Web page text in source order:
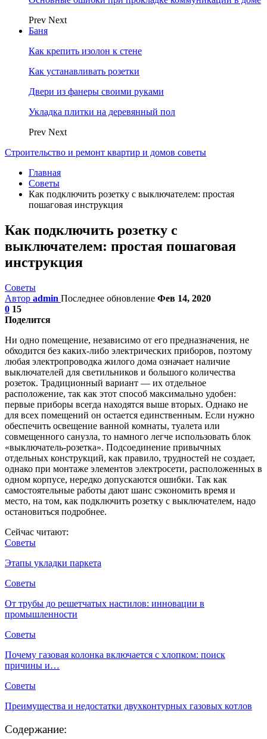
Prev Next
Баня
Как крепить изолон к стене
Как устанавливать розетки
Двери из фанеры своими руками
Укладка плитки на деревянный пол
Prev Next
Строительство и ремонт квартир и домов советы
Главная
Советы
Как подключить розетку с выключателем: простая
пошаговая инструкция
Как подключить розетку с
выключателем: простая пошаговая
инструкция
Советы
Автор admin Последнее обновление Фев 14, 2020
0 15
Поделится
Ни одно помещение, независимо от его предназначения, не
обходится без каких-либо электрических приборов, поэтому
любая электропроводка жилого дома означает наличие
выключателей для светильников и большого количества
розеток. Традиционный вариант — их отдельное
расположение, так как этот способ максимально удобен:
первые приборы всегда находятся выше вторых. Однако не
для всех помещений он остается единственным. Если нужно
обеспечить освещение ванной комнаты, туалета или
совмещенного санузла, то намного легче использовать блок
«выключатель-розетка». Подсоединение привычных
отдельных конструкций, как правило, трудностей не создает,
однако при монтаже элементов электросети, расположенных в
одном корпусе, нередко допускаются ошибки. Так как
самостоятельные работы дают шанс сэкономить время и
место, на том, как подключить розетку с выключателем, надо
остановиться подробнее.
Сейчас читают:
Советы
Этапы укладки паркета
Советы
От трубы до решетчатых настилов: инновации в
промышленности
Советы
Почему газовая колонка включается с хлопком: поиск
причины и…
Советы
Преимущества и недостатки двухконтурных газовых котлов
Содержание: